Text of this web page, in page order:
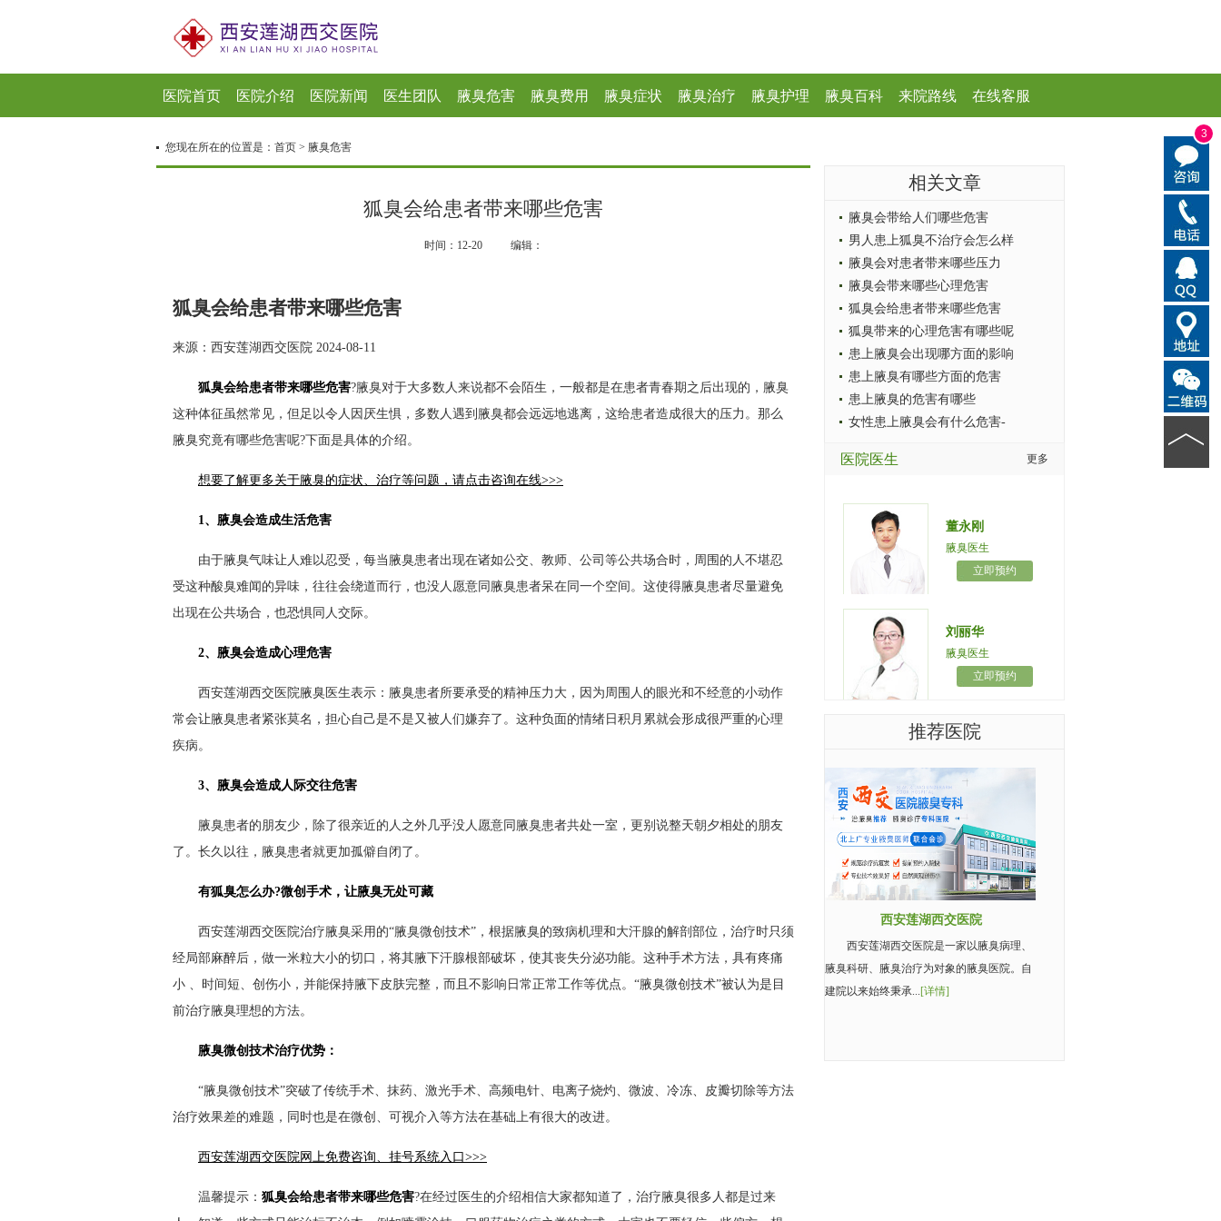
3
医院首页 医院介绍 医院新闻 医生团队 腋臭危害 腋臭费用 腋臭症状 腋臭治疗 腋臭护理 腋臭百科 来院路线 在线客服
您现在所在的位置是： 首页 > 腋臭危害
狐臭会给患者带来哪些危害
时间：12-20 编辑：
狐臭会给患者带来哪些危害
来源：西安莲湖西交医院 2024-08-11
狐臭会给患者带来哪些危害?腋臭对于大多数人来说都不会陌生，一般都是在患者青春期之后出现的，腋臭
这种体征虽然常见，但足以令人因厌生惧，多数人遇到腋臭都会远远地逃离，这给患者造成很大的压力。那么
腋臭究竟有哪些危害呢?下面是具体的介绍。
想要了解更多关于腋臭的症状、治疗等问题，请点击咨询在线>>>
1、腋臭会造成生活危害
由于腋臭气味让人难以忍受，每当腋臭患者出现在诸如公交、教师、公司等公共场合时，周围的人不堪忍
受这种酸臭难闻的异味，往往会绕道而行，也没人愿意同腋臭患者呆在同一个空间。这使得腋臭患者尽量避免
出现在公共场合，也恐惧同人交际。
2、腋臭会造成心理危害
西安莲湖西交医院腋臭医生表示：腋臭患者所要承受的精神压力大，因为周围人的眼光和不经意的小动作
常会让腋臭患者紧张莫名，担心自己是不是又被人们嫌弃了。这种负面的情绪日积月累就会形成很严重的心理
疾病。
3、腋臭会造成人际交往危害
腋臭患者的朋友少，除了很亲近的人之外几乎没人愿意同腋臭患者共处一室，更别说整天朝夕相处的朋友
了。长久以往，腋臭患者就更加孤僻自闭了。
有狐臭怎么办?微创手术，让腋臭无处可藏
西安莲湖西交医院治疗腋臭采用的“腋臭微创技术”，根据腋臭的致病机理和大汗腺的解剖部位，治疗时只须
经局部麻醉后，做一米粒大小的切口，将其腋下汗腺根部破坏，使其丧失分泌功能。这种手术方法，具有疼痛
小 、时间短、创伤小，并能保持腋下皮肤完整，而且不影响日常正常工作等优点。“腋臭微创技术”被认为是目
前治疗腋臭理想的方法。
腋臭微创技术治疗优势：
“腋臭微创技术”突破了传统手术、抹药、激光手术、高频电针、电离子烧灼、微波、冷冻、皮瓣切除等方法
治疗效果差的难题，同时也是在微创、可视介入等方法在基础上有很大的改进。
西安莲湖西交医院网上免费咨询、挂号系统入口>>>
温馨提示： 狐臭会给患者带来哪些危害?在经过医生的介绍相信大家都知道了，治疗腋臭很多人都是过来
相关文章
腋臭会带给人们哪些危害
男人患上狐臭不治疗会怎么样
腋臭会对患者带来哪些压力
腋臭会带来哪些心理危害
狐臭会给患者带来哪些危害
狐臭带来的心理危害有哪些呢
患上腋臭会出现哪方面的影响
患上腋臭有哪些方面的危害
患上腋臭的危害有哪些
女性患上腋臭会有什么危害-
医院医生 更多
董永刚
腋臭医生
立即预约
刘丽华
腋臭医生
立即预约
推荐医院
西安莲湖西交医院
西安莲湖西交医院是一家以腋臭病理、
腋臭科研、腋臭治疗为对象的腋臭医院。自
建院以来始终秉承...[详情]